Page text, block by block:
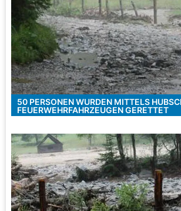
50 PERSONEN WURDEN MITTELS
FEUERWEHRFAHRZEUGEN GERETTET